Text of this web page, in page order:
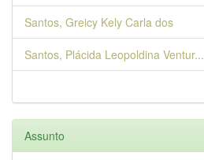
Santos, Greicy Kely Carla dos
Santos, Plácida Leopoldina Ventur...
Assunto